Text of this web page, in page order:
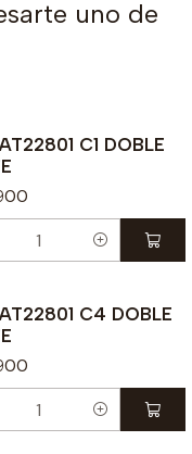
uno de
C1 DOBLE
C4 DOBLE